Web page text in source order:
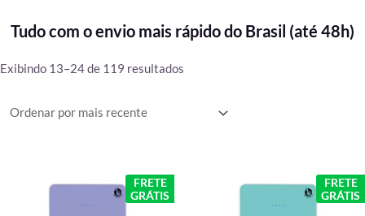
Tudo com o envio mais rápido do Brasil (até 48h)
Exibindo 13–24 de 119 resultados
FRETE
GRÁTIS
original
O
preço
FRETE
GRÁTIS
original
O
preço